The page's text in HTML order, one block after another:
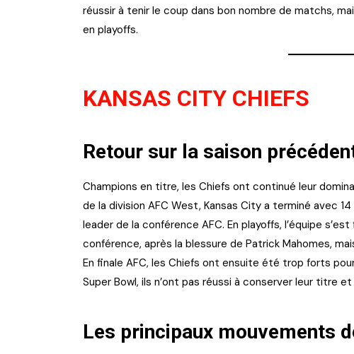
réussir à tenir le coup dans bon nombre de matchs,
en playoffs.
KANSAS CITY CHIEFS
Retour sur la saison
Champions en titre, les Chiefs ont continué leur
de la division AFC West, Kansas City a terminé avec
leader de la conférence AFC. En playoffs, l’équipe
conférence, après la blessure de Patrick Mahomes,
En finale AFC, les Chiefs ont ensuite été trop forts
Super Bowl, ils n’ont pas réussi à conserver leur titre
Les principaux mouvements